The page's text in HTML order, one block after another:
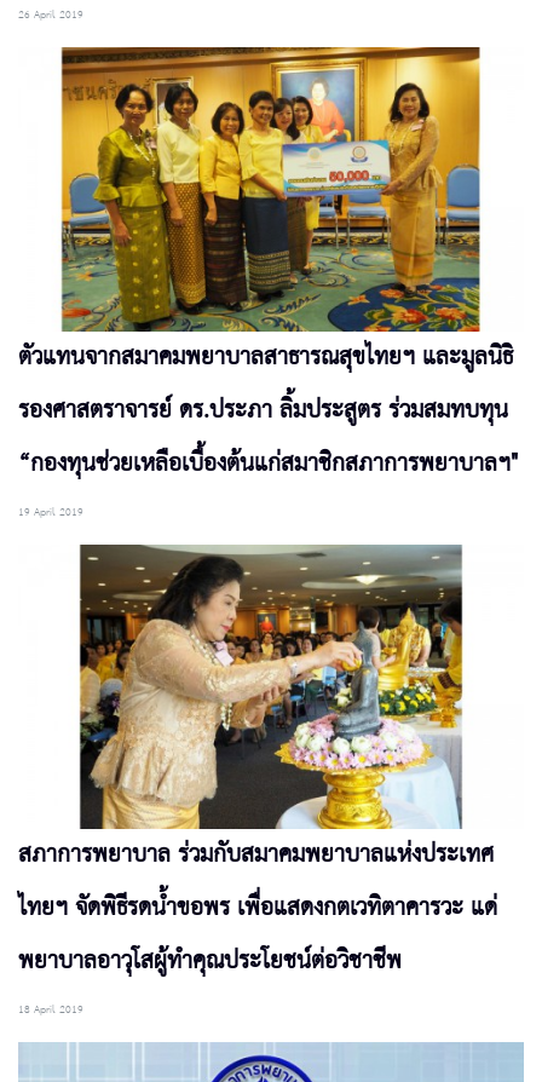
26 April 2019
ตัวแทนจากสมาคมพยาบาลสาธารณสุขไทยฯ และมูลนิธิ
รองศาสตราจารย์ ดร.ประภา ลิ้มประสูตร ร่วมสมทบทุน
“กองทุนช่วยเหลือเบื้องต้นแก่สมาชิกสภาการพยาบาลฯ"
19 April 2019
สภาการพยาบาล ร่วมกับสมาคมพยาบาลแห่งประเทศ
ไทยฯ จัดพิธีรดน้ำขอพร เพื่อแสดงกตเวทิตาคารวะ แด่
พยาบาลอาวุโสผู้ทำคุณประโยชน์ต่อวิชาชีพ
18 April 2019